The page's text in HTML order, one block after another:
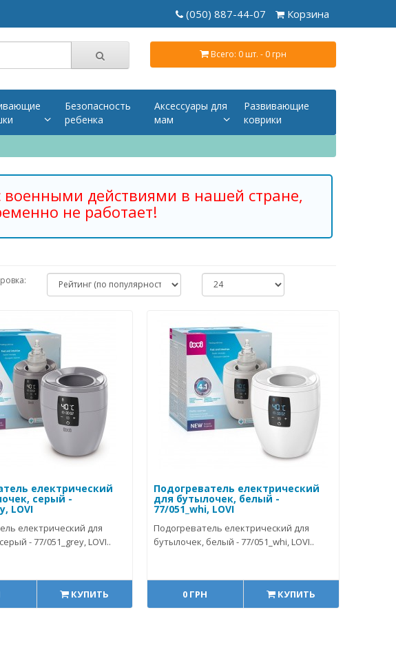
Корзина
(050) 887-44-07
Всего: 0 шт. - 0 грн
Безопасность
ребенка
Аксессуары для
мам
Развивающие
коврики
действиями в нашей стране,
не работает!
електрический
серый -
LOVI
електрический для
- 77/051_grey, LOVI..
КУПИТЬ
Подогреватель електрический
для бутылочек, белый -
77/051_whi, LOVI
Подогреватель електрический для
бутылочек, белый - 77/051_whi, LOVI..
0 ГРН КУПИТЬ